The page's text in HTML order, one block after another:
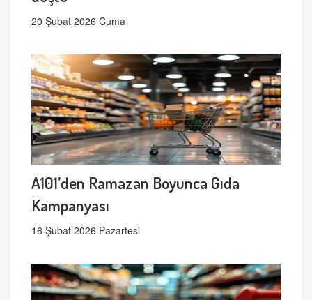
20 Şubat 2026 Cuma
A101’den Ramazan Boyunca Gıda
Kampanyası
16 Şubat 2026 Pazartesi